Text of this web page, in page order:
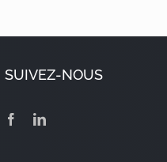
SUIVEZ-NOUS